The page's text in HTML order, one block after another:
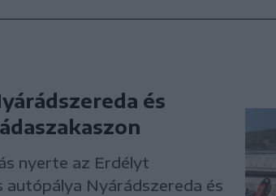
és
nyerte az Erdélyt
Nyárádszereda és